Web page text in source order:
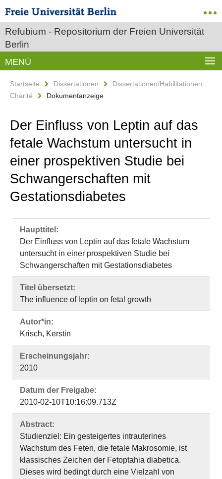
Refubium - Repositorium der Freien Universität
Berlin
MENÜ
Startseite Dissertationen
Dissertationen/Habilitationen
Charité
Dokumentanzeige
Der Einfluss von Leptin auf das
fetale Wachstum untersucht in
einer prospektiven Studie bei
Schwangerschaften mit
Gestationsdiabetes
Haupttitel:
Der Einfluss von Leptin auf das fetale Wachstum
untersucht in einer prospektiven Studie bei
Schwangerschaften mit Gestationsdiabetes
Titel übersetzt:
The influence of leptin on fetal growth
Autor*in:
Krisch, Kerstin
Erscheinungsjahr:
2010
Datum der Freigabe:
2010-02-10T10:16:09.713Z
Abstract:
Studienziel: Ein gesteigertes intrauterines
Wachstum des Feten, die fetale Makrosomie, ist
klassisches Zeichen der Fetoptahia diabetica.
Dieses wird bedingt durch eine Vielzahl von